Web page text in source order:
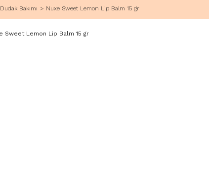
Dudak Bakımı Nuxe Sweet Lemon Lip Balm 15 gr